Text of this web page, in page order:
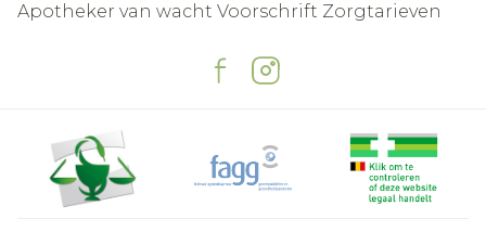
Apotheker van wacht Voorschrift Zorgtarieven